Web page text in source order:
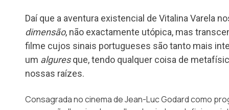
Daí que a aventura existencial de Vitalina Varela
dimensão, não exactamente utópica, mas
filme cujos sinais portugueses são tanto mais
um alguresque, tendo qualquer coisa de
nossas raízes.
Consagrada no cinema de Jean-Luc Godard como